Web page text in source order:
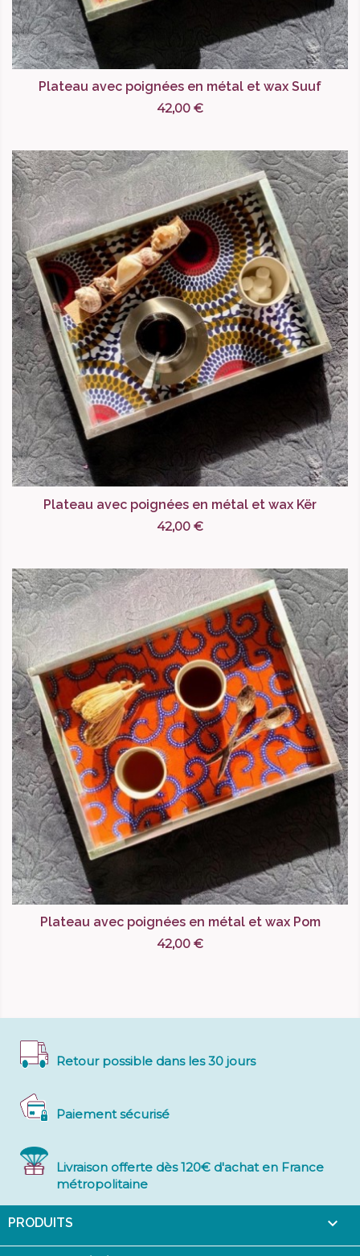
Plateau avec poignées en métal et wax Suuf
42,00 €
Plateau avec poignées en métal et wax Kër
42,00 €
Plateau avec poignées en métal et wax Pom
42,00 €
Retour possible dans les 30 jours
Paiement sécurisé
Livraison offerte dès 120€ d'achat en France
métropolitaine
PRODUITS 